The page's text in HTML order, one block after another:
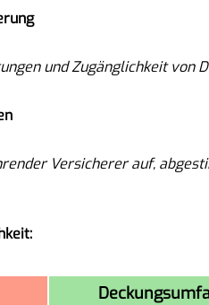
und Zugänglichkeit von
Versicherer auf,